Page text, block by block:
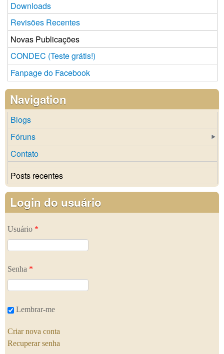
Downloads
Revisões Recentes
Novas Publicações
CONDEC (Teste grátis!)
Fanpage do Facebook
Navigation
Blogs
Fóruns
Contato
Posts recentes
Login do usuário
Usuário *
Senha *
Lembrar-me
Criar nova conta
Recuperar senha